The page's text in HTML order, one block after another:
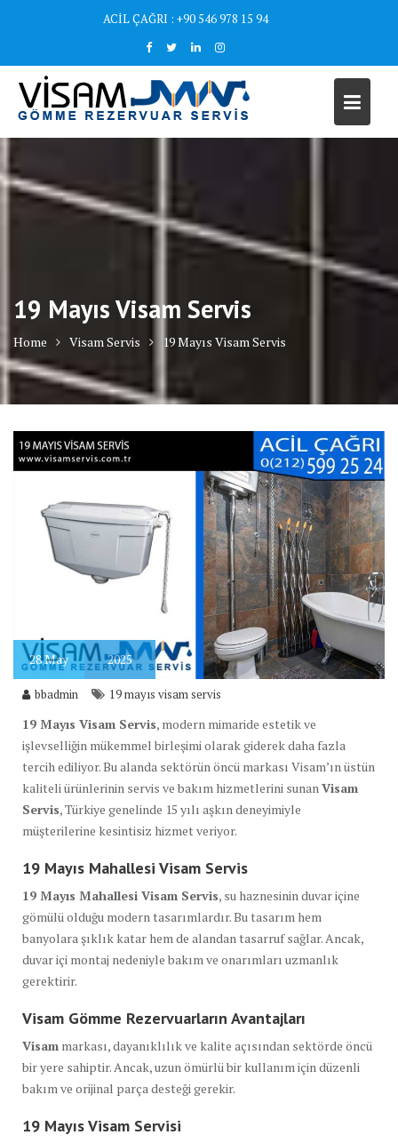
ACİL ÇAĞRI : +90 546 978 15 94
19 Mayıs Visam Servis
Home Visam Servis 19 Mayıs Visam Servis
28May 2025
bbadmin 19 mayıs visam servis
19 Mayıs Visam Servis, modern mimaride estetik ve
işlevselliğin mükemmel birleşimi olarak giderek daha fazla
tercih ediliyor. Bu alanda sektörün öncü markası Visam’ın üstün
kaliteli ürünlerinin servis ve bakım hizmetlerini sunan Visam
Servis, Türkiye genelinde 15 yılı aşkın deneyimiyle
müşterilerine kesintisiz hizmet veriyor.
19 Mayıs Mahallesi Visam Servis
19 Mayıs Mahallesi Visam Servis, su haznesinin duvar içine
gömülü olduğu modern tasarımlardır. Bu tasarım hem
banyolara şıklık katar hem de alandan tasarruf sağlar. Ancak,
duvar içi montaj nedeniyle bakım ve onarımları uzmanlık
gerektirir.
Visam Gömme Rezervuarların Avantajları
Visam markası, dayanıklılık ve kalite açısından sektörde öncü
bir yere sahiptir. Ancak, uzun ömürlü bir kullanım için düzenli
bakım ve orijinal parça desteği gerekir.
19 Mayıs Visam Servisi